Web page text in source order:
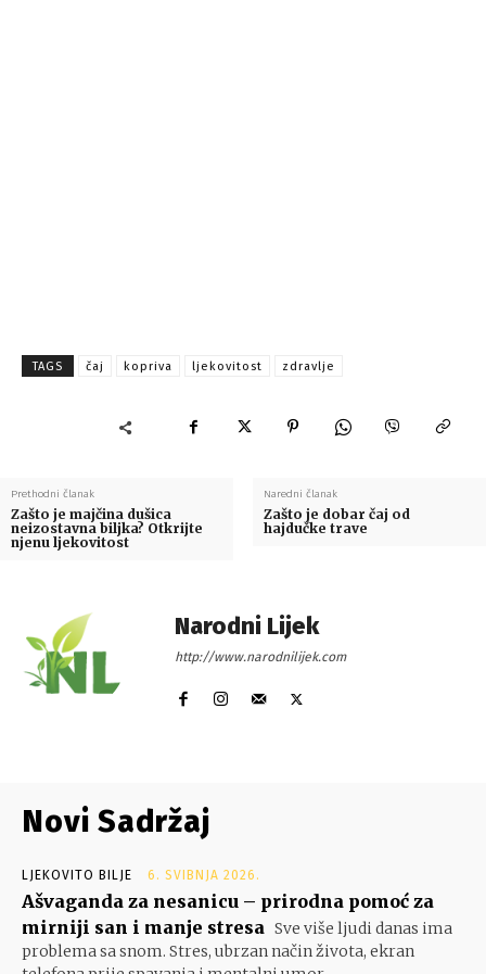
TAGS čaj kopriva ljekovitost zdravlje
Prethodni članak
Zašto je majčina dušica
neizostavna biljka? Otkrijte
njenu ljekovitost
Naredni članak
Zašto je dobar čaj od
hajdučke trave
Narodni Lijek
http://www.narodnilijek.com
Novi Sadržaj
LJEKOVITO BILJE 6. SVIBNJA 2026.
Ašvaganda za nesanicu – prirodna pomoć za
mirniji san i manje stresa Sve više ljudi danas ima
problema sa snom. Stres, ubrzan način života, ekran